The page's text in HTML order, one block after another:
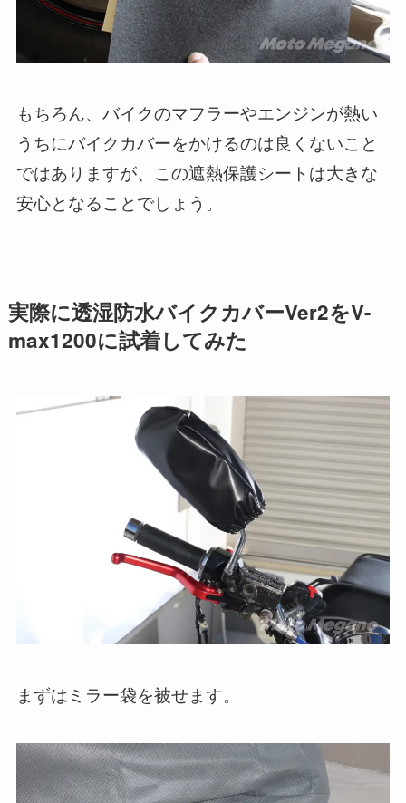
もちろん、バイクのマフラーやエンジンが熱い
うちにバイクカバーをかけるのは良くないこと
ではありますが、この遮熱保護シートは大きな
安心となることでしょう。
実際に透湿防水バイクカバーVer2をV-
max1200に試着してみた
まずはミラー袋を被せます。